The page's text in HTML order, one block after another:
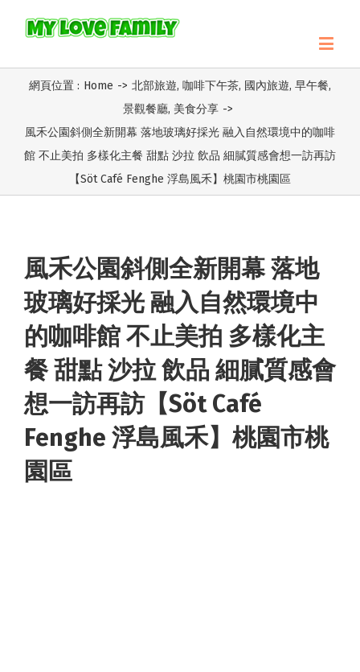
網頁位置 : Home -> 北部旅遊, 咖啡下午茶, 國內旅遊, 早午餐,
景觀餐廳, 美食分享 ->
風禾公園斜側全新開幕 落地玻璃好採光 融入自然環境中的咖啡
館 不止美拍 多樣化主餐 甜點 沙拉 飲品 細膩質感會想一訪再訪
【Söt Café Fenghe 浮島風禾】桃園市桃園區
風禾公園斜側全新開幕 落地
玻璃好採光 融入自然環境中
的咖啡館 不止美拍 多樣化主
餐 甜點 沙拉 飲品 細膩質感會
想一訪再訪【Söt Café
Fenghe 浮島風禾】桃園市桃
園區